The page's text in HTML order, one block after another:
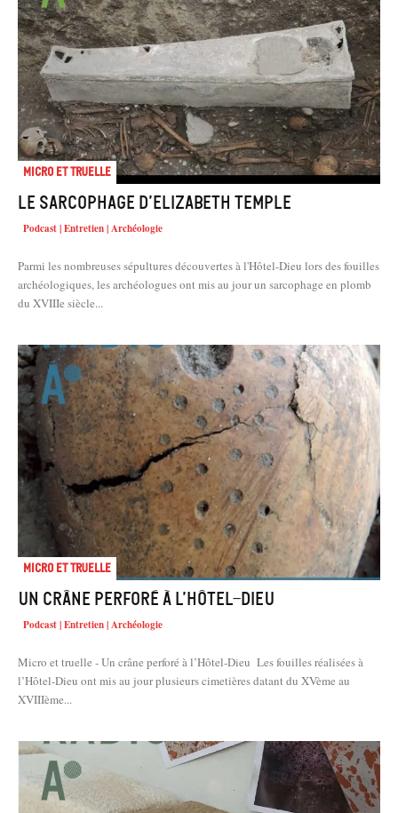
Micro et truelle
Le sarcophage d’Elizabeth Temple
Podcast | Entretien | Archéologie
Parmi les nombreuses sépultures découvertes à l'Hôtel-Dieu lors des fouilles
archéologiques, les archéologues ont mis au jour un sarcophage en plomb
du XVIIIe siècle...
Micro et truelle
Un crâne perforé à l’Hôtel-Dieu
Podcast | Entretien | Archéologie
Micro et truelle - Un crâne perforé à l’Hôtel-Dieu Les fouilles réalisées à
l’Hôtel-Dieu ont mis au jour plusieurs cimetières datant du XVème au
XVIIIème...